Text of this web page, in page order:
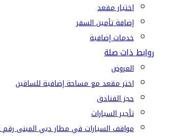
اختيار مقعد
إضافة تأمين السفر
خدمات إضافية
روابط ذات صلة
العروض
اختر مقعد مع مساحة إضافية للساقين
حجز الفنادق
تأجير السيارات
مواقف السيارات في مطار دبي المبنى رقم 2